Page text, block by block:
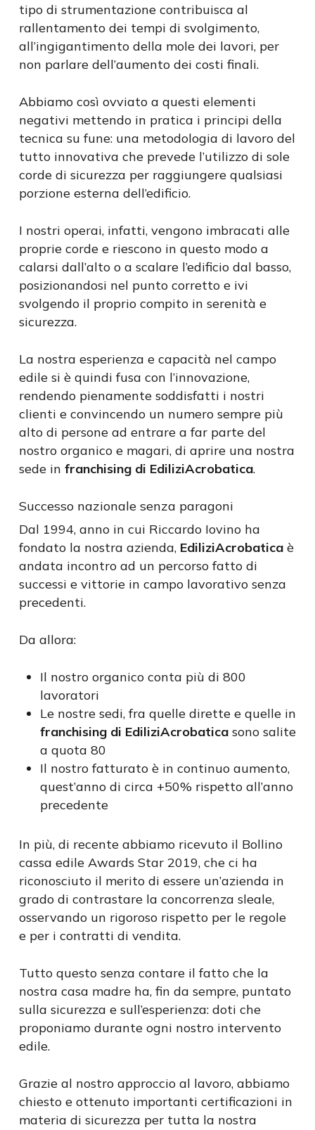
tipo di strumentazione contribuisca al
rallentamento dei tempi di svolgimento,
all’ingigantimento della mole dei lavori, per
non parlare dell’aumento dei costi finali.
Abbiamo così ovviato a questi elementi
negativi mettendo in pratica i principi della
tecnica su fune: una metodologia di lavoro del
tutto innovativa che prevede l’utilizzo di sole
corde di sicurezza per raggiungere qualsiasi
porzione esterna dell’edificio.
I nostri operai, infatti, vengono imbracati alle
proprie corde e riescono in questo modo a
calarsi dall’alto o a scalare l’edificio dal basso,
posizionandosi nel punto corretto e ivi
svolgendo il proprio compito in serenità e
sicurezza.
La nostra esperienza e capacità nel campo
edile si è quindi fusa con l’innovazione,
rendendo pienamente soddisfatti i nostri
clienti e convincendo un numero sempre più
alto di persone ad entrare a far parte del
nostro organico e magari, di aprire una nostra
sede in franchising di EdiliziAcrobatica.
Successo nazionale senza paragoni
Dal 1994, anno in cui Riccardo Iovino ha
fondato la nostra azienda, EdiliziAcrobaticaè
andata incontro ad un percorso fatto di
successi e vittorie in campo lavorativo senza
precedenti.
Da allora:
Il nostro organico conta più di 800
lavoratori
Le nostre sedi, fra quelle dirette e quelle in
franchising di EdiliziAcrobaticasono salite
a quota 80
Il nostro fatturato è in continuo aumento,
quest’anno di circa +50% rispetto all’anno
precedente
In più, di recente abbiamo ricevuto il Bollino
cassa edile Awards Star 2019, che ci ha
riconosciuto il merito di essere un’azienda in
grado di contrastare la concorrenza sleale,
osservando un rigoroso rispetto per le regole
e per i contratti di vendita.
Tutto questo senza contare il fatto che la
nostra casa madre ha, fin da sempre, puntato
sulla sicurezza e sull’esperienza: doti che
proponiamo durante ogni nostro intervento
edile.
Grazie al nostro approccio al lavoro, abbiamo
chiesto e ottenuto importanti certificazioni in
materia di sicurezza per tutta la nostra